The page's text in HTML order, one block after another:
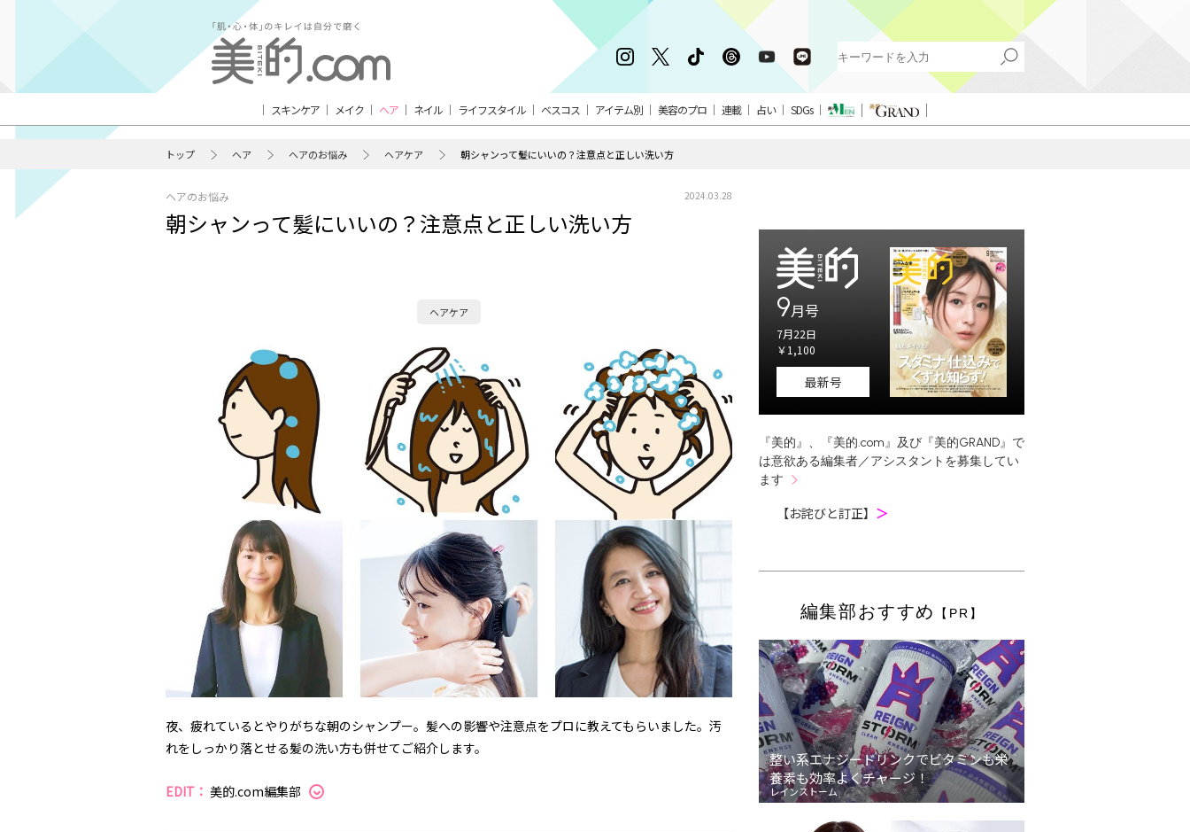
スキンケア メイク ヘア ネイル ライフスタイル ベスコス アイテム別 美容のプロ 連載 占い SDGs
トップ ヘア ヘアのお悩み ヘアケア 朝シャンって髪にいいの？注意点と正しい洗い方
ヘアのお悩み 2024.03.28
朝シャンって髪にいいの？注意点と正しい洗い方
ヘアケア
夜、疲れているとやりがちな朝のシャンプー。髪への影響や注意点をプロに教えてもらいました。汚
れをしっかり落とせる髪の洗い方も併せてご紹介します。
EDIT： 美的.com編集部
9月号
7月22日
￥1,100
最新号
『美的』、『美的.com』及び『美的GRAND』で
は意欲ある編集者／アシスタントを募集してい
ます
【お詫びと訂正】 ＞
編集部おすすめ 【PR】
整い系エナジードリンクでビタミンも栄
養素も効率よくチャージ！
レインストーム